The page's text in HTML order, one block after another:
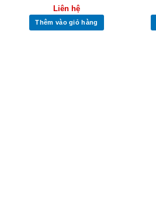
Liên hệ
Thêm vào giỏ hàng